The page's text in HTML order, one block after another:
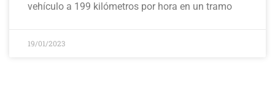
vehículo a 199 kilómetros por hora en un tramo
19/01/2023